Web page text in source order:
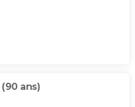
(90 ans)